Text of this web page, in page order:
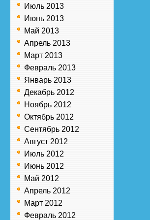
Июль 2013
Июнь 2013
Май 2013
Апрель 2013
Март 2013
Февраль 2013
Январь 2013
Декабрь 2012
Ноябрь 2012
Октябрь 2012
Сентябрь 2012
Август 2012
Июль 2012
Июнь 2012
Май 2012
Апрель 2012
Март 2012
Февраль 2012